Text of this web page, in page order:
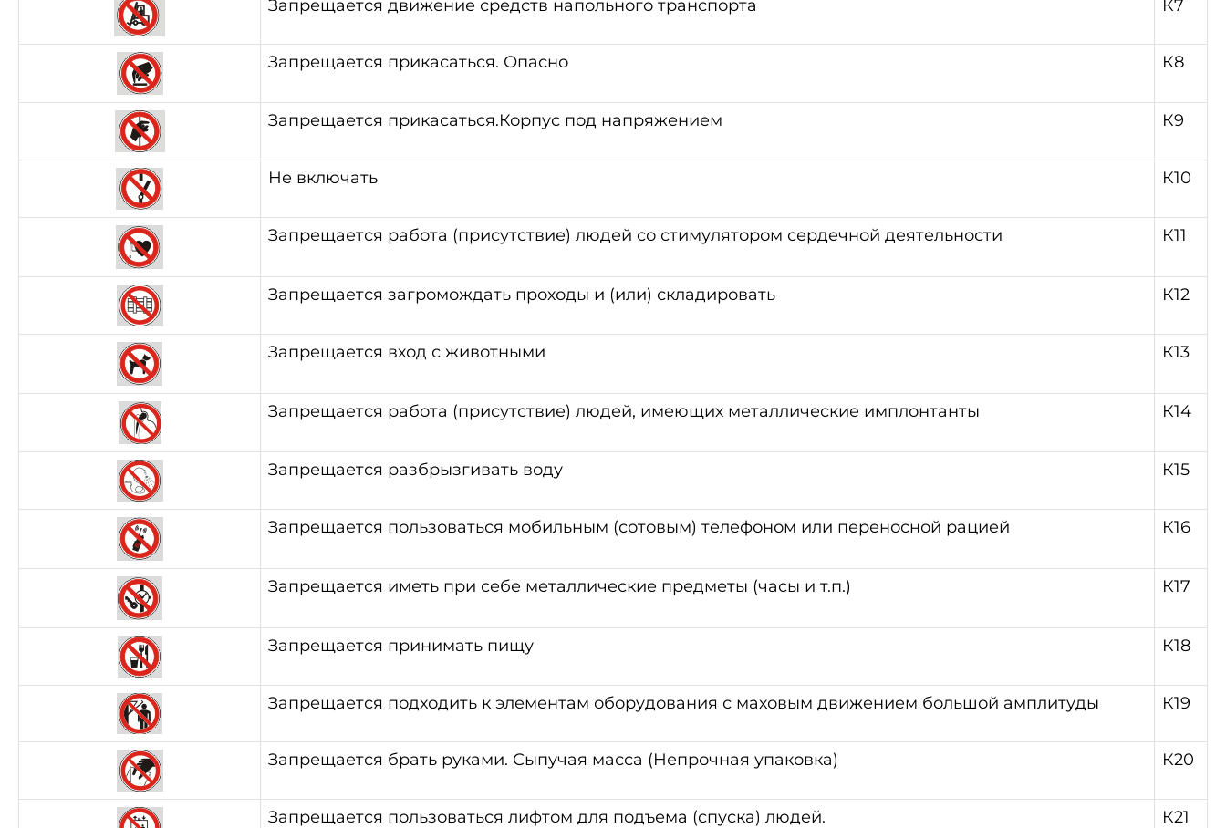
Запрещается движение средств напольного транспорта К7
Запрещается прикасаться. Опасно К8
Запрещается прикасаться.Корпус под напряжением К9
Не включать К10
Запрещается работа (присутствие) людей со стимулятором сердечной деятельности К11
Запрещается загромождать проходы и (или) складировать К12
Запрещается вход с животными К13
Запрещается работа (присутствие) людей, имеющих металлические имплонтанты К14
Запрещается разбрызгивать воду К15
Запрещается пользоваться мобильным (сотовым) телефоном или переносной рацией К16
Запрещается иметь при себе металлические предметы (часы и т.п.) К17
Запрещается принимать пищу К18
Запрещается подходить к элементам оборудования с маховым движением большой амплитуды К19
Запрещается брать руками. Сыпучая масса (Непрочная упаковка) К20
Запрещается пользоваться лифтом для подъема (спуска) людей. К21